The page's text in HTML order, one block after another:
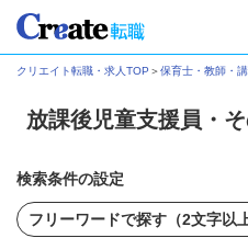
クリエイト転職・求人TOP ＞保育士・教師・
放課後児童支援員・
検索条件の設定